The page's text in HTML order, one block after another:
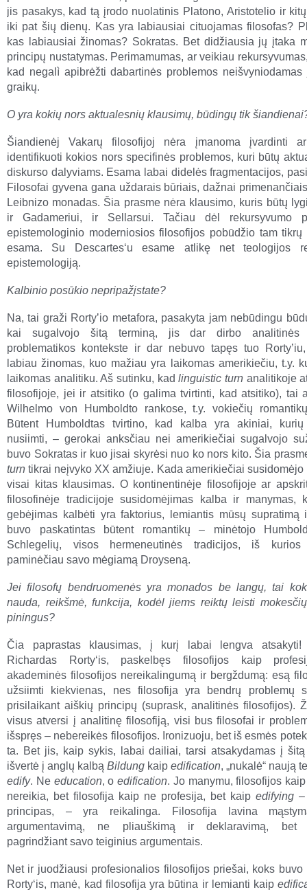
jis pasakys, kad tą įrodo nuolatinis Platono, Aristotelio ir
iki pat šių dienų. Kas yra labiausiai cituojamas filosofas?
kas labiausiai žinomas? Sokratas. Bet didžiausia jų įtaka
principų nustatymas. Perimamumas, ar veikiau
kad negalì apibrėžti dabartinės problemos
graikų.
O yra kokių nors aktualesnių klausimų, būdingų tik
Šiandienėj Vakarų filosofijoj nėra įmanoma įvardinti
identifikuoti kokios nors specifinės problemos, kuri būtų
diskurso dalyviams. Esama labai didelės fragmentacijos,
Filosofai gyvena gana uždarais būriais, dažnai
Leibnizo monadas. Šia prasme nėra klausimo, kuris būtų
ir Gadameriui, ir Sellarsui. Tačiau dėl rekursyvumo
epistemologinio moderniosios filosofijos pobūdžio tam tikrų
esama. Su Descartes‘u esame atlikę net teologijos
epistemologiją.
Kalbinio posūkio nepripažįstate?
Na, tai graži Rortyʼio metafora, pasakyta jam nebūdingu
kai sugalvojo šitą terminą, jis dar dirbo analitinės
problematikos kontekste ir dar nebuvo tapęs tuo
labiau žinomas, kuo mažiau yra laikomas amerikiečiu, t.y.
laikomas analitiku. Aš sutinku, kadlinguistic turn analitikoje
filosofijoje, jei ir atsitiko (o galima tvirtinti, kad atsitiko), tai
Wilhelmo von Humboldto rankose, t.y. vokiečių
Būtent Humboldtas tvirtino, kad kalba yra akiniai, kurių
nusiimti, – gerokai anksčiau nei amerikiečiai sugalvojo
buvo Sokratas ir kuo jisai skyrėsi nuo ko nors kito. Šia
turn tikrai neįvyko XX amžiuje. Kada amerikiečiai susidomėjo
visai kitas klausimas. O kontinentinėje filosofijoje ar
filosofinėje tradicijoje susidomėjimas kalba ir manymas,
gebėjimas kalbėti yra faktorius, lemiantis mūsų supratimą
buvo paskatintas būtent romantikų – minėtojo
Schlegelių, visos hermeneutinės tradicijos, iš kurios
paminėčiau savo mėgiamą Droyseną.
Jei filosofų bendruomenės yra monados be langų, tai
nauda, reikšmė, funkcija, kodėl jiems reiktų leisti
piningus?
Čia paprastas klausimas, į kurį labai lengva atsakyti!
Richardas Rorty‘is, paskelbęs filosofijos kaip
akademinės filosofijos nereikalingumą ir bergždumą: esą
užsiimti kiekvienas, nes filosofija yra bendrų problemų
prisilaikant aiškių principų (suprask, analitinės filosofijos).
visus atversi į analitinę filosofiją, visi bus filosofai ir
išspręs – nebereikės filosofijos. Ironizuoju, bet iš esmės
ta. Bet jis, kaip sykis, labai dailiai, tarsi atsakydamas į šitą
išvertė į anglų kalbą Bildung kaip edification, „nukalė“ naują
edify. Ne education, oedification. Jo manymu, filosofijos
nereikia, bet filosofija kaip ne profesija, bet kaip edifying
principas, – yra reikalinga. Filosofija lavina
argumentavimą, ne pliauškimą ir deklaravimą, bet
pagrindžiant savo teiginius argumentais.
Net ir juodžiausi profesionalios filosofijos priešai, koks buvo
Rorty‘is, manė, kad filosofija yra būtina ir lemianti kaip